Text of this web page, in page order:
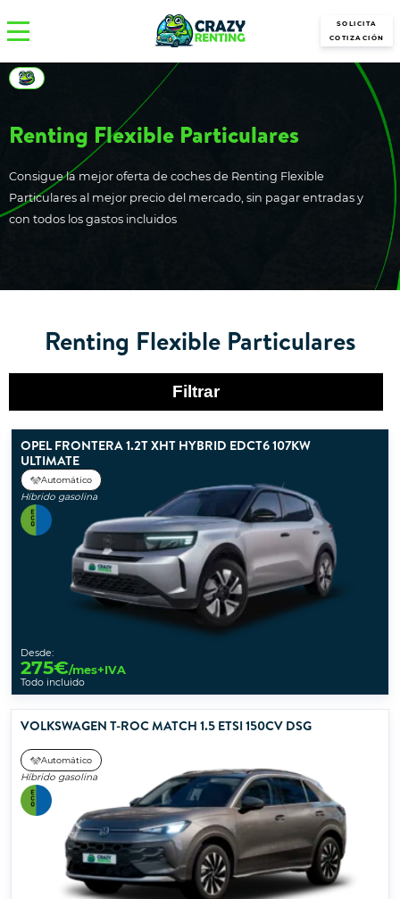
SOLICITA
COTIZACIÓN
Renting Flexible Particulares
Consigue la mejor oferta de coches de Renting Flexible
Particulares al mejor precio del mercado, sin pagar entradas y
con todos los gastos incluidos
Renting Flexible Particulares
Filtrar
OPEL FRONTERA 1.2T XHT HYBRID EDCT6 107KW
ULTIMATE
Automático
Híbrido gasolina
Desde:
275€/mes+IVA
Todo incluido
VOLKSWAGEN T-ROC MATCH 1.5 ETSI 150CV DSG
Automático
Híbrido gasolina